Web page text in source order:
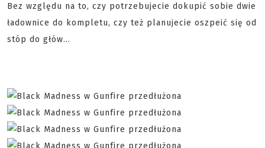
Bez względu na to, czy potrzebujecie dokupić sobie dwie
ładownice do kompletu, czy też planujecie oszpeić się od
stóp do głów...